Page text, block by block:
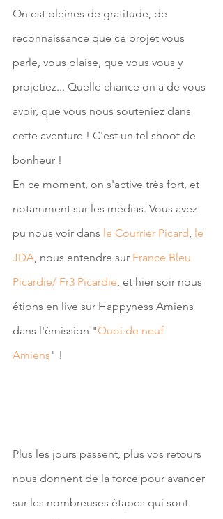
On est pleines de gratitude, de
reconnaissance que ce projet vous
parle, vous plaise, que vous vous y
projetiez... Quelle chance on a de vous
avoir, que vous nous souteniez dans
cette aventure ! C'est un tel shoot de
bonheur !
En ce moment, on s'active très fort, et
notamment sur les médias. Vous avez
pu nous voir dans le Courrier Picard, le
JDA, nous entendre sur France Bleu
Picardie/ Fr3 Picardie, et hier soir nous
étions en live sur Happyness Amiens
dans l'émission "Quoi de neuf
Amiens" !
Plus les jours passent, plus vos retours
nous donnent de la force pour avancer
sur les nombreuses étapes qui sont